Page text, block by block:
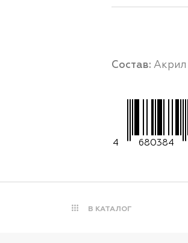
Состав: Акрил
4 680384
В КАТАЛОГ